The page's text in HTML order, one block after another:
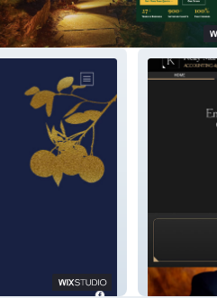
Muskoka Rain
Kelly Mari